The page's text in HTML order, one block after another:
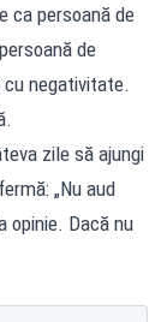
ca persoană de
de
negativitate.
zile să ajungi
„Nu aud
opinie. Dacă nu